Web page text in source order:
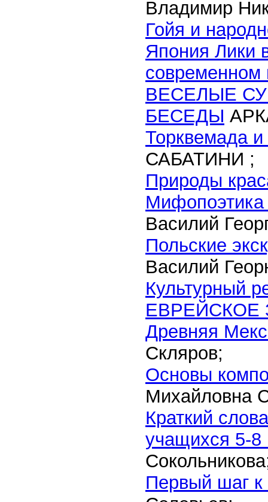
Владимир
Гойя и
Япония Лики
современном
ВЕСЕЛЫЕ
БЕСЕДЫ
Торквемада и
САБАТИНИ ;
Природы
Мифопоэтика
Василий
Польские
Василий
Культурный
ЕВРЕЙСКОЕ
Древняя
Скляров;
Основы
Михайловна
Краткий
учащихся 5-8
Первый шаг к